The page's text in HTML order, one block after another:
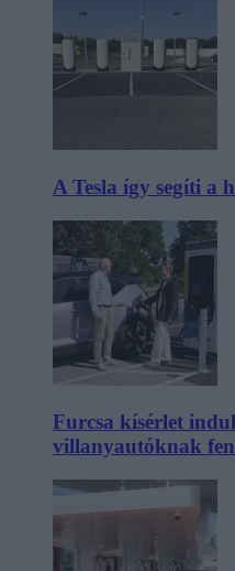
A Tesla így segíti a
Furcsa kísérlet
villanyautóknak